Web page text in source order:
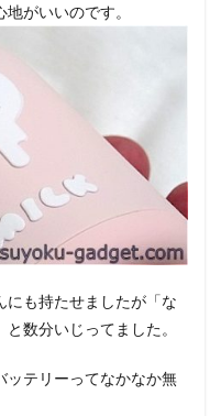
がいいのです。
にも持たせましたが「な
数分いじってました。
ッテリーってなかなか無